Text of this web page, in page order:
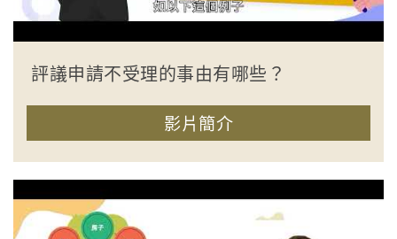
評議申請不受理的事由有哪些？
影片簡介
收合簡介